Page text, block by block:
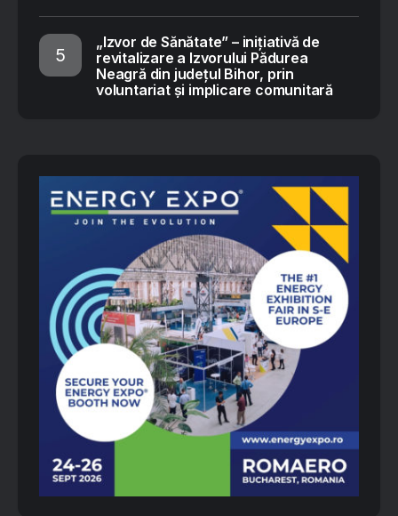
„Izvor de Sănătate” – inițiativă de
revitalizare a Izvorului Pădurea
Neagră din județul Bihor, prin
voluntariat și implicare comunitară